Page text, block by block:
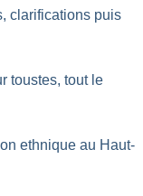
clarifications puis
toustes, tout le
ethnique au Haut-